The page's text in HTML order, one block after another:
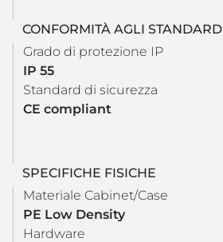
CONFORMITÀ AGLI STANDARD
Grado di protezione IP
IP 55
Standard di sicurezza
CE compliant
SPECIFICHE FISICHE
Materiale Cabinet/Case
PE Low Density
Hardware